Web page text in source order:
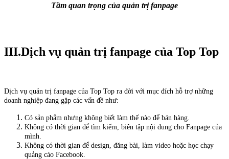
Tầm quan trọng của quản trị fanpage
III.Dịch vụ quản trị fanpage của Top Top
Dịch vụ quản trị fanpage của Top Top ra đời với mục đích hỗ trợ những
doanh nghiệp đang gặp các vấn đề như:
Có sản phẩm nhưng không biết làm thế nào để bán hàng.
Không có thời gian để tìm kiếm, biên tập nội dung cho Fanpage của
mình.
Không có thời gian để design, đăng bài, làm video hoặc học chạy
quảng cáo Facebook.